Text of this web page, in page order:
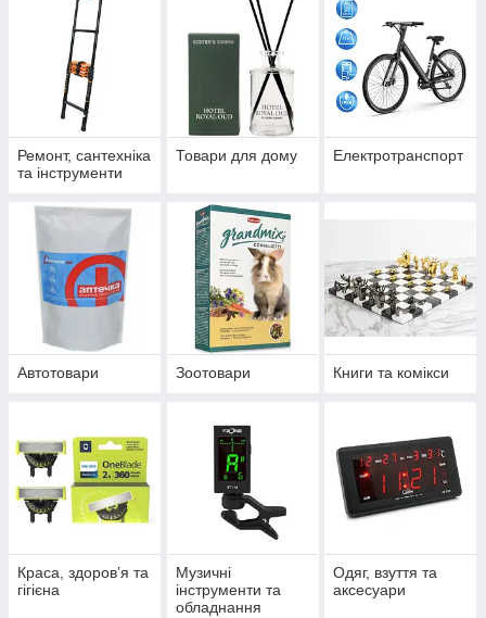
Ремонт, сантехніка
та інструменти
Товари для дому Електротранспорт
Автотовари Зоотовари Книги та комікси
Краса, здоров’я та
гігієна
Музичні
інструменти та
обладнання
Одяг, взуття та
аксесуари